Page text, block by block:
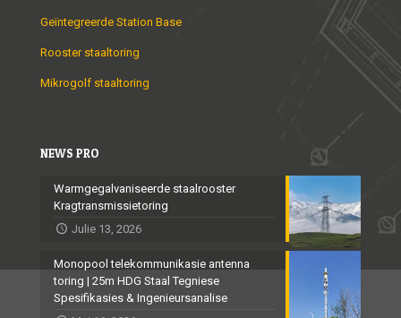
Geïntegreerde Station Base
Rooster staaltoring
Mikrogolf staaltoring
NEWS PRO
Warmgegalvaniseerde staalrooster
Kragtransmissietoring
Julie 13, 2026
Monopool telekommunikasie antenna
toring | 25m HDG Staal Tegniese
Spesifikasies & Ingenieursanalise